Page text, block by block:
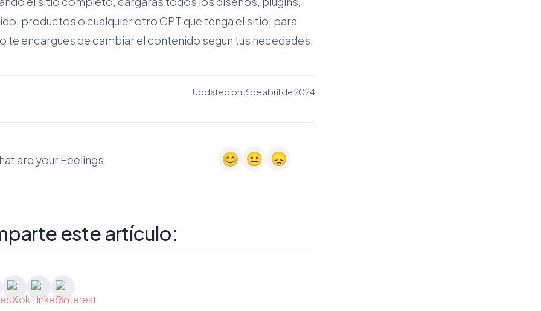
productos o cualquier otro CPT que tenga el sitio, para
te encargues de cambiar el contenido según tus necedades.
Updated on 3 de abril de 2024
are your Feelings
este artículo: